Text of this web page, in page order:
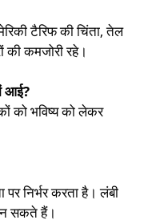
टैरिफ की चिंता, तेल
की कमजोरी रहे।
आई?
को भविष्य को लेकर
निर्भर करता है। लंबी
सकते हैं।